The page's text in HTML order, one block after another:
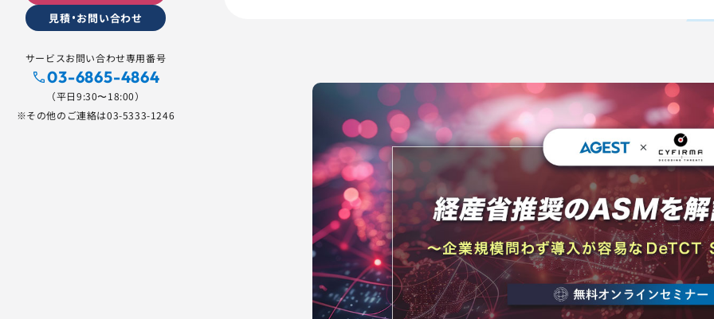
見積・お問い合わせ
サービスお問い合わせ専用番号
03-6865-4864
（平日9:30〜18:00）
※その他のご連絡は03-5333-1246